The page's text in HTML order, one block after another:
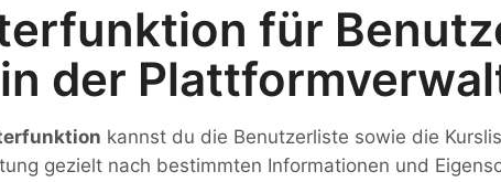
für
der
kannst du die Benutzerliste sowie die
gezielt nach bestimmten Informationen und